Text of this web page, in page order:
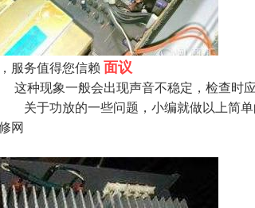
服务值得您信赖 面议
种现象一般会出现声音不稳定，检查时
关于功放的一些问题，小编就做以上简单
网